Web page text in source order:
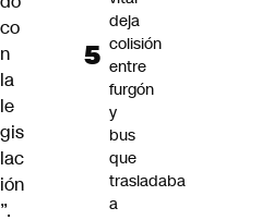
co
n
la
le
gis
lac
ión
”.
deja
colisión
entre
furgón
y
bus
que
trasladaba
a